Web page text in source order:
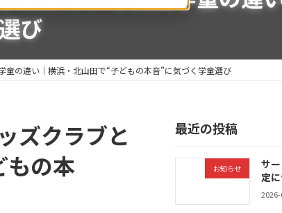
び
の違い｜横浜・北山田で“子どもの本音”に気づく学童選び
ズクラブと
もの本
最近の投稿
お知らせ
サ
定